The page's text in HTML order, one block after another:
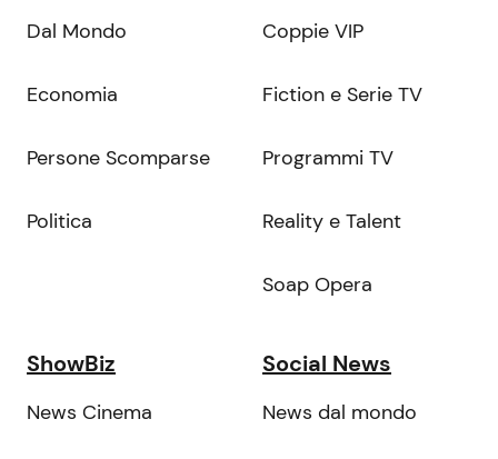
Dal Mondo
Economia
Persone Scomparse
Politica
Coppie VIP
Fiction e Serie TV
Programmi TV
Reality e Talent
Soap Opera
ShowBiz
News Cinema
Social News
News dal mondo